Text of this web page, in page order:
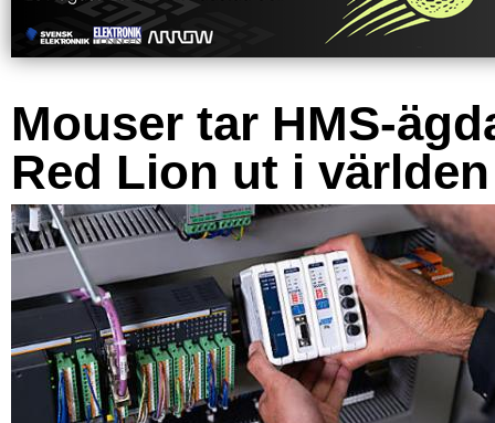
Mouser tar HMS-
Red Lion ut i världen